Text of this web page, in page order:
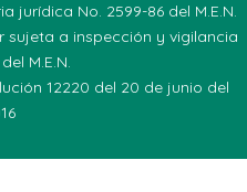
jurídica No. 2599-86 del M.E.N.
sujeta a inspección y vigilancia
M.E.N.
12220 del 20 de junio del